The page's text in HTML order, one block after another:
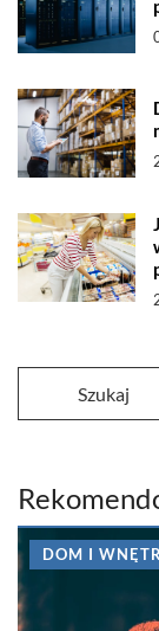
DOM I